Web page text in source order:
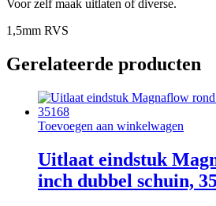
Voor zelf maak uitlaten of diverse.
1,5mm RVS
Gerelateerde producten
Toevoegen aan winkelwagen
Uitlaat eindstuk
inch dubbel schuin,